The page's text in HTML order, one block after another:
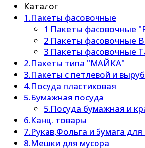
Каталог
1.Пакеты фасовочные
1 Пакеты фасовочные
2 Пакеты фасовочные
3 Пакеты фасовочные
2.Пакеты типа "МАЙКА"
3.Пакеты с петлевой и
4.Посуда пластиковая
5.Бумажная посуда
5.Посуда бумажная и
6.Канц. товары
7.Рукав,Фольга и бумага
8.Мешки для мусора